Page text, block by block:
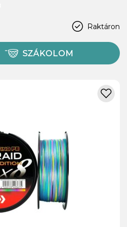
Raktáron
SZÁKOLOM